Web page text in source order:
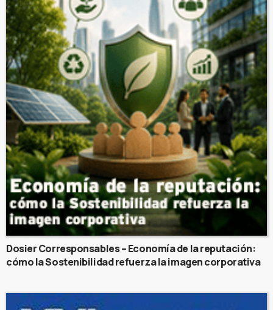
Dosier Corresponsables – Economía de la reputación:
cómo la Sostenibilidad refuerza la imagen corporativa